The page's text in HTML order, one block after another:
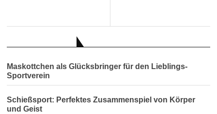
Maskottchen als Glücksbringer für den Lieblings-
Sportverein
Schießsport: Perfektes Zusammenspiel von Körper
und Geist